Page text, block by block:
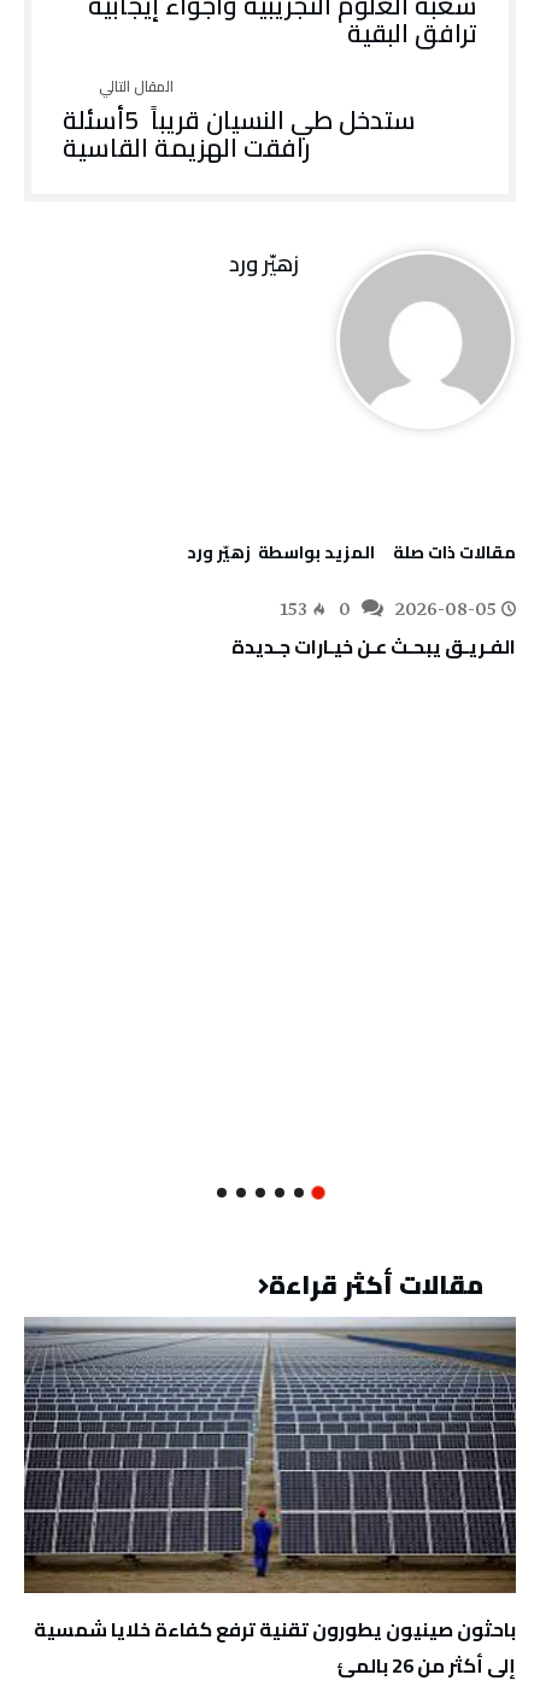
‬ترافق‭ ‬البقية
‬رافقت‭ ‬الهزيمة‭ ‬القاسية
زهيّر‭ ‬ورد
‫مقالات ذات صلة‬ ‫‫المزيد بواسطة‬ ‬ زهيّر‭ ‬ورد
2026-08-05
153
الفـريـق‭ ‬يبحـث‭ ‬عـن‭ ‬خيـارات‭ ‬جـديدة
مقالات أكثر قراءة
باحثون صينيون يطورون تقنية ترفع كفاءة خلايا شمسية
إلى أكثر من 26 بالمئ